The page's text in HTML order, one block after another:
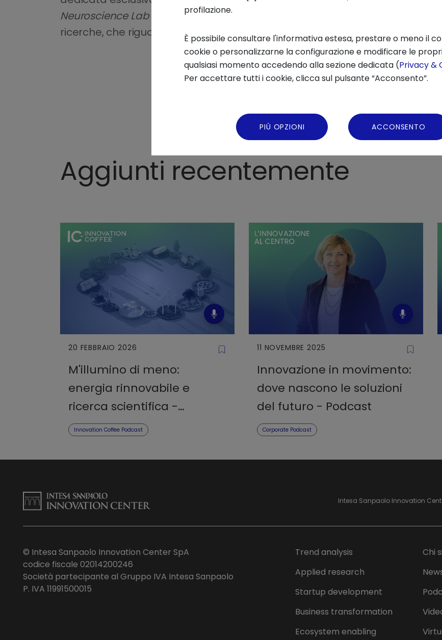
Neuroscience Lab presso l'Innovation Center di Intesa Sanpaolo
, ci illustra
ricerche, che riguardano l'
intelligenza umana e artificiale.
Aggiunti recentemente
20 FEBBRAIO 2026
M'illumino di meno:
energia rinnovabile e
ricerca scientifica -
Podcast
Innovation Coffee Podcast
11 NOVEMBRE 2025
Innovazione in movimento:
dove nascono le soluzioni
del futuro - Podcast
Corporate Podcast
Intesa Sanpaolo Innovation
© Intesa Sanpaolo Innovation Center SpA
codice fiscale 02014200246
Società partecipante al Gruppo IVA Intesa Sanpaolo
P. IVA 11991500015
Trend analysis
Applied research
Startup development
Business transformation
Ecosystem enabling
Chi
profilazione.
È possibile consultare l'informativa estesa, prestare o meno il
cookie o personalizzarne la configurazione e modificare le
qualsiasi momento accedendo alla sezione dedicata (Privacy &
Per accettare tutti i cookie, clicca sul pulsante “Acconsento”.
PIÙ OPZIONI ACCONSENTO